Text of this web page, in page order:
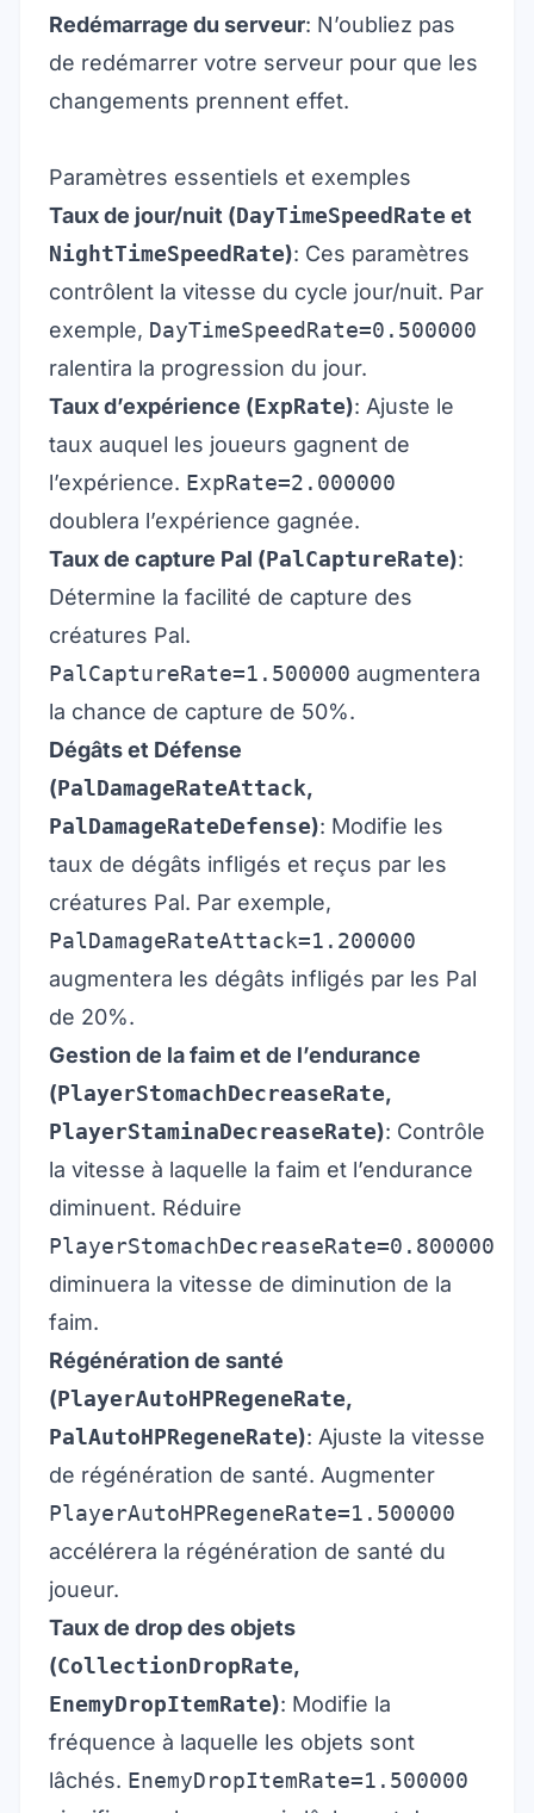
Redémarrage du serveur: N’oubliez pas
de redémarrer votre serveur pour que les
changements prennent effet.
Paramètres essentiels et exemples
Taux de jour/nuit (DayTimeSpeedRate et
NightTimeSpeedRate): Ces paramètres
contrôlent la vitesse du cycle jour/nuit. Par
exemple, DayTimeSpeedRate=0.500000
ralentira la progression du jour.
Taux d’expérience (ExpRate): Ajuste le
taux auquel les joueurs gagnent de
l’expérience. ExpRate=2.000000
doublera l’expérience gagnée.
Taux de capture Pal (PalCaptureRate):
Détermine la facilité de capture des
créatures Pal.
PalCaptureRate=1.500000 augmentera
la chance de capture de 50%.
Dégâts et Défense
(PalDamageRateAttack,
PalDamageRateDefense): Modifie les
taux de dégâts infligés et reçus par les
créatures Pal. Par exemple,
PalDamageRateAttack=1.200000
augmentera les dégâts infligés par les Pal
de 20%.
Gestion de la faim et de l’endurance
(PlayerStomachDecreaseRate,
PlayerStaminaDecreaseRate): Contrôle
la vitesse à laquelle la faim et l’endurance
diminuent. Réduire
PlayerStomachDecreaseRate=0.800000
diminuera la vitesse de diminution de la
faim.
Régénération de santé
(PlayerAutoHPRegeneRate,
PalAutoHPRegeneRate): Ajuste la vitesse
de régénération de santé. Augmenter
PlayerAutoHPRegeneRate=1.500000
accélérera la régénération de santé du
joueur.
Taux de drop des objets
(CollectionDropRate,
EnemyDropItemRate): Modifie la
fréquence à laquelle les objets sont
lâchés. EnemyDropItemRate=1.500000